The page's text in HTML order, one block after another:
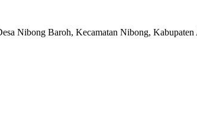
Nibong Baroh, Kecamatan Nibong,